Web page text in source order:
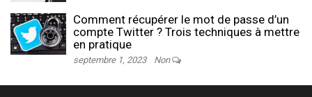
Comment récupérer le mot de passe d’un
compte Twitter ? Trois techniques à mettre
en pratique
septembre 1, 2023 Non